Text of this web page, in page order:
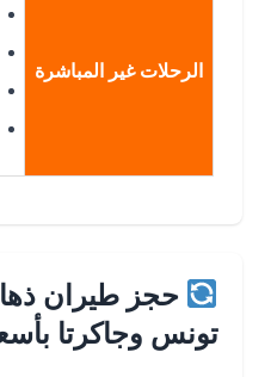
الرحلات غير المباشرة
مدة
حجز طيران ذهاب
تونس وجاكرتا